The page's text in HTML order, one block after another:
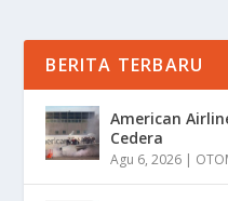
BERITA TERBARU
American
Cedera
Agu 6, 2026 |